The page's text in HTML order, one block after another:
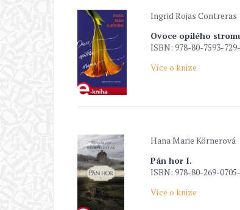
Ingrid Rojas Contreras
Ovoce opilého
ISBN: 978-80-7593-
Více o knize
Hana Marie Körnerová
Pán hor I.
ISBN: 978-80-269-
Více o knize